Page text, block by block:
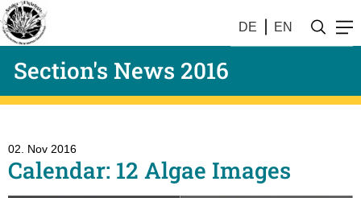
DE EN
Section's News 2016
02. Nov 2016
Calendar: 12 Algae Images